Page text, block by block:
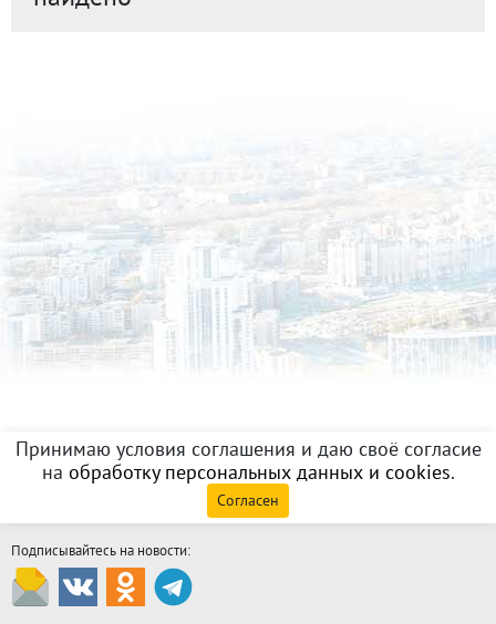
Принимаю условия соглашения и даю своё согласие
на обработку персональных данных и cookies.
Согласен
Подписывайтесь на новости: